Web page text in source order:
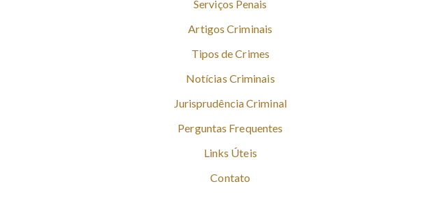
Serviços Penais
Artigos Criminais
Tipos de Crimes
Notícias Criminais
Jurisprudência Criminal
Perguntas Frequentes
Links Úteis
Contato